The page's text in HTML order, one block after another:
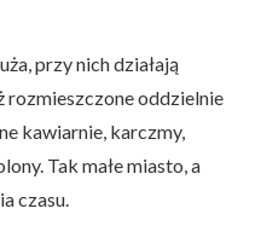
przy nich działają
rozmieszczone oddzielnie
kawiarnie, karczmy,
Tak małe miasto, a
czasu.